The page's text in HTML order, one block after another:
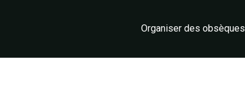
Organiser des obsèques